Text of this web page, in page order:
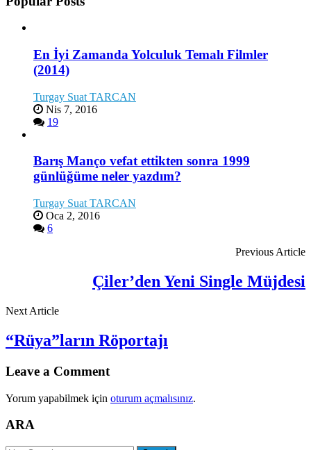
En İyi Zamanda Yolculuk Temalı Filmler
(2014)
Turgay Suat TARCAN
Nis 7, 2016
19
Barış Manço vefat ettikten sonra 1999
günlüğüme neler yazdım?
Turgay Suat TARCAN
Oca 2, 2016
6
Previous Article
Çiler’den Yeni Single Müjdesi
Next Article
“Rüya”ların Röportajı
Leave a Comment
Yorum yapabilmek için oturum açmalısınız.
ARA